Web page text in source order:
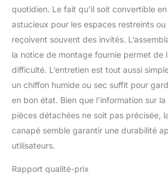
quotidien. Le fait qu’il soit convertible
astucieux pour les espaces restreints
reçoivent souvent des invités.
la notice de montage fournie permet de
difficulté. L’entretien est tout aussi
un chiffon humide ou sec suffit pour
en bon état. Bien que l’information sur
pièces détachées ne soit pas précisée,
canapé semble garantir une durabilité
utilisateurs.
Rapport qualité-prix